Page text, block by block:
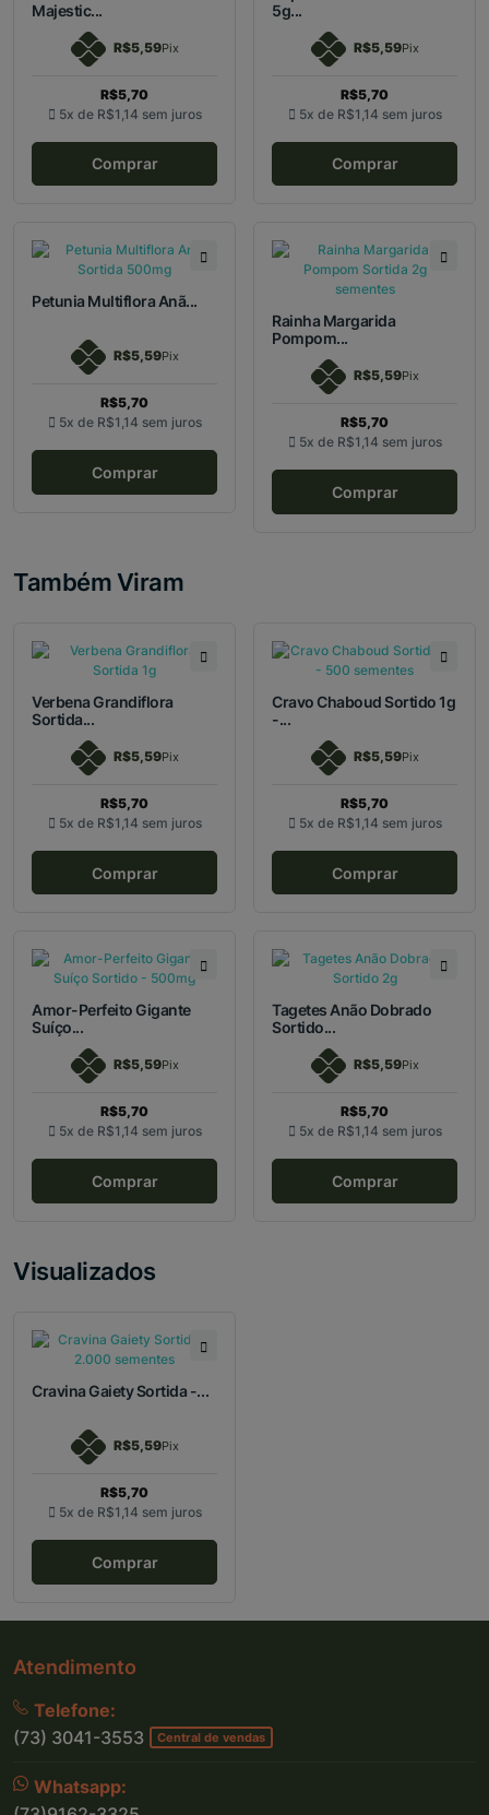
Majestic...
R$5,59Pix
R$5,70
5x de R$1,14 sem juros
Comprar
5g...
R$5,59Pix
R$5,70
5x de R$1,14 sem juros
Comprar
Petunia Multiflora Anã...
R$5,59Pix
R$5,70
5x de R$1,14 sem juros
Comprar
Rainha Margarida
Pompom...
R$5,59Pix
R$5,70
5x de R$1,14 sem juros
Comprar
Também Viram
Verbena Grandiflora
Sortida...
R$5,59Pix
R$5,70
5x de R$1,14 sem juros
Comprar
Cravo Chaboud Sortido 1g
-...
R$5,59Pix
R$5,70
5x de R$1,14 sem juros
Comprar
Amor-Perfeito Gigante
Suíço...
R$5,59Pix
R$5,70
5x de R$1,14 sem juros
Comprar
Tagetes Anão Dobrado
Sortido...
R$5,59Pix
R$5,70
5x de R$1,14 sem juros
Comprar
Visualizados
Cravina Gaiety Sortida -...
R$5,59Pix
R$5,70
5x de R$1,14 sem juros
Comprar
Atendimento
Telefone:
(73) 3041-3553
Central de vendas
Whatsapp: